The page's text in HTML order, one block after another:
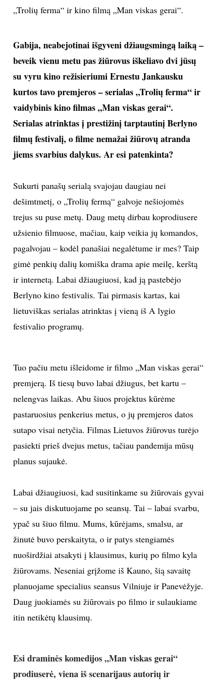
TEATRAS
FOTOGRAFIJA
MENAS
ORAI
ĮDOMYBĖS
KNYGOS
INTERJERAS
VIRTUVĖ
RECEPTAI
NELAIMĖS
KONTAKTAI
PRIVATUMO POLITIKA
PRENUMERUOK
NAUJIENLAIŠKĮ
Jūs sutinkate su
„Trolių ferma“ ir kino filmą „Man viskas gerai“.
Gabija, neabejotinai išgyveni džiaugsmingą laiką –
beveik vienu metu pas žiūrovus iškeliavo dvi jūsų
su vyru kino režisieriumi Ernestu Jankausku
kurtos tavo premjeros – serialas „Trolių ferma“ ir
vaidybinis kino filmas „Man viskas gerai“.
Serialas atrinktas į prestižinį tarptautinį Berlyno
filmų festivalį, o filme nemažai žiūrovų atranda
jiems svarbius dalykus. Ar esi patenkinta?
Sukurti panašų serialą svajojau daugiau nei
dešimtmetį, o „Trolių fermą“ galvoje nešiojomės
trejus su puse metų. Daug metų dirbau koprodiusere
užsienio filmuose, mačiau, kaip veikia jų komandos,
pagalvojau – kodėl panašiai negalėtume ir mes? Taip
gimė penkių dalių komiška drama apie meilę, kerštą
ir internetą. Labai džiaugiuosi, kad ją pastebėjo
Berlyno kino festivalis. Tai pirmasis kartas, kai
lietuviškas serialas atrinktas į vieną iš A lygio
festivalio programų.
Tuo pačiu metu išleidome ir filmo „Man viskas gerai“
premjerą. Iš tiesų buvo labai džiugus, bet kartu –
nelengvas laikas. Abu šiuos projektus kūrėme
pastaruosius penkerius metus, o jų premjeros datos
sutapo visai netyčia. Filmas Lietuvos žiūrovus turėjo
pasiekti prieš dvejus metus, tačiau pandemija mūsų
planus sujaukė.
Labai džiaugiuosi, kad susitinkame su žiūrovais gyvai
– su jais diskutuojame po seansų. Tai – labai svarbu,
ypač su šiuo filmu. Mums, kūrėjams, smalsu, ar
žinutė buvo perskaityta, o ir patys stengiamės
nuoširdžiai atsakyti į klausimus, kurių po filmo kyla
žiūrovams. Neseniai grįžome iš Kauno, šią savaitę
planuojame specialius seansus Vilniuje ir Panevėžyje.
Daug juokiamės su žiūrovais po filmo ir sulaukiame
itin netikėtų klausimų.
Esi draminės komedijos „Man viskas gerai“
prodiuserė, viena iš scenarijaus autorių ir